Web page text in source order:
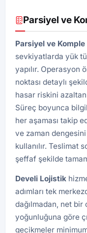
Parsiyel ve
Parsiyel ve Komple
sevkiyatlarda yük
yapılır. Operasyon
noktası detaylı
hasar riskini
Süreç boyunca
her aşaması takip
ve zaman
kullanılır. Teslimat
şeffaf şekilde
Develi Lojistik
adımları tek
dağılmadan, net bir
yoğunluğuna göre
gecikmeler